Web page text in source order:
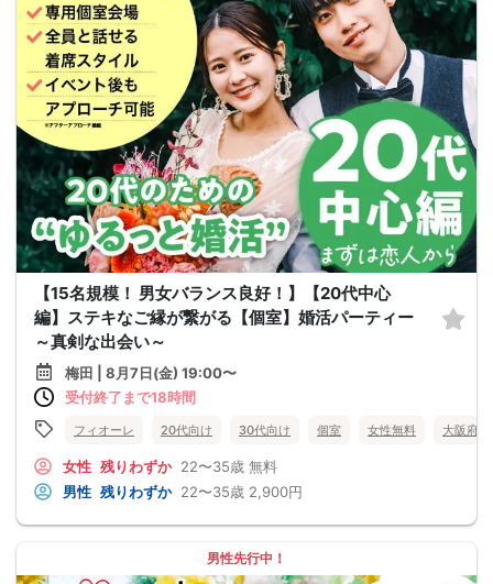
【15名規模！ 男女バランス良好！】【20代中心
編】ステキなご縁が繋がる【個室】婚活パーティー
～真剣な出会い～
梅田 | 8月7日(金) 19:00〜
受付終了まで18時間
フィオーレ 20代向け 30代向け 個室 女性無料 大阪府
女性 残りわずか 22〜35歳 無料
男性 残りわずか 22〜35歳 2,900円
男性先行中！